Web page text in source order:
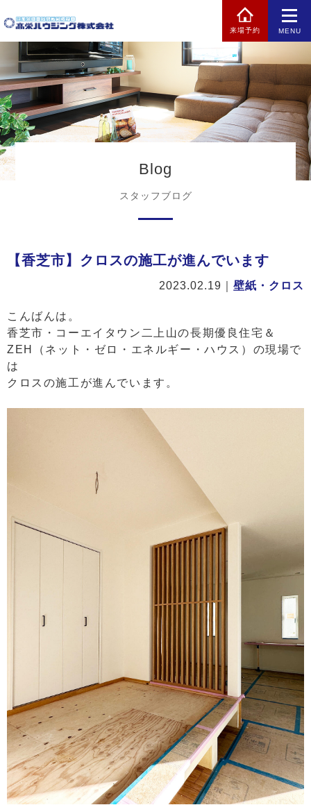
来場予約 MENU
Blog
スタッフブログ
【香芝市】クロスの施工が進んでいます
2023.02.19 壁紙・クロス
こんばんは。
香芝市・コーエイタウン二上山の長期優良住宅＆
ZEH（ネット・ゼロ・エネルギー・ハウス）の現場で
は
クロスの施工が進んでいます。